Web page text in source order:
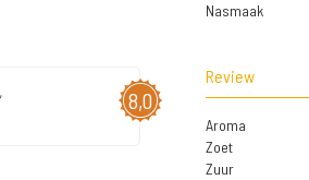
Nasmaak
8,0
Review
Aroma
Zoet
Zuur